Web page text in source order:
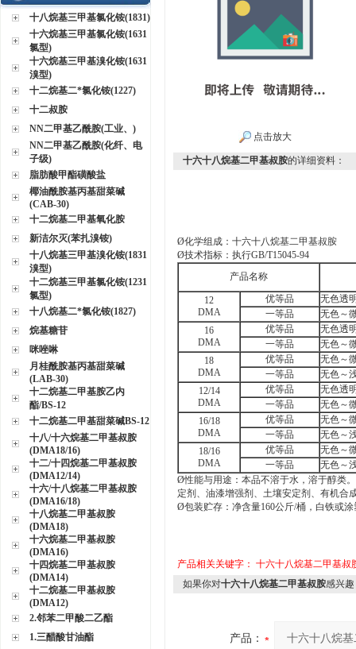
十八烷基三甲基氯化铵(1831)
十六烷基三甲基氯化铵(1631
氯型)
十六烷基三甲基溴化铵(1631
溴型)
十二烷基二*氯化铵(1227)
十二叔胺
NN二甲基乙酰胺(工业、)
NN二甲基乙酰胺(化纤、电
子级)
脂肪酸甲酯磺酸盐
椰油酰胺基丙基甜菜碱
(CAB-30)
十二烷基二甲基氧化胺
新洁尔灭(苯扎溴铵)
十八烷基三甲基溴化铵(1831
溴型)
十二烷基三甲基氯化铵(1231
氯型)
十八烷基二*氯化铵(1827)
烷基糖苷
咪唑啉
月桂酰胺基丙基甜菜碱
(LAB-30)
十二烷基二甲基胺乙内
酯/BS-12
十二烷基二甲基甜菜碱BS-12
十八/十六烷基二甲基叔胺
(DMA18/16)
十二/十四烷基二甲基叔胺
(DMA12/14)
十六/十八烷基二甲基叔胺
(DMA16/18)
十八烷基二甲基叔胺
(DMA18)
十六烷基二甲基叔胺
(DMA16)
十四烷基二甲基叔胺
(DMA14)
十二烷基二甲基叔胺
(DMA12)
2.邻苯二甲酸二乙酯
1.三醋酸甘油酯
点击放大
十六十八烷基二甲基叔胺的详细资料：
Ø化学组成：十六十八烷基二甲基叔胺
Ø技术指标：执行GB/T15045-94
产品名称
12
DMA
优等品
无色透
一等品
无色～
16
DMA
优等品
无色透
一等品
无色～
18
DMA
优等品
无色～
一等品
无色～
12/14
DMA
优等品
无色透
一等品
无色～
16/18
DMA
优等品
无色～
一等品
无色～
18/16
DMA
优等品
无色～
一等品
无色～
Ø性能与用途：本品不溶于水，溶于醇类
定剂、油漆增强剂、土壤安定剂、有机合
Ø包装贮存：净含量160公斤/桶，白铁或
产品相关关键字： 十六十八烷基二甲基叔
如果你对十六十八烷基二甲基叔胺感兴
产品：